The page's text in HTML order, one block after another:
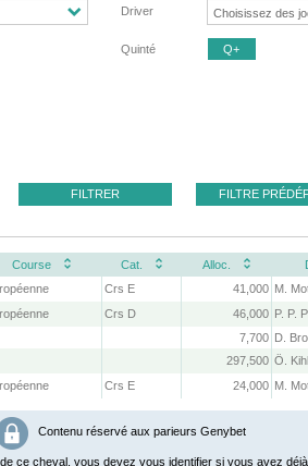
Driver
Quinté Q+
FILTRER FILTRE
Course Cat. Alloc.
Crs E 41,000 M.
Crs D 46,000 P. P.
7,700 D.
297,500 Ö.
Crs E 24,000 M.
Contenu réservé aux parieurs Genybet
ce cheval, vous devez vous identifier si vous avez